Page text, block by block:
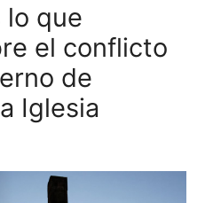
lo que
el conflicto
de
Iglesia